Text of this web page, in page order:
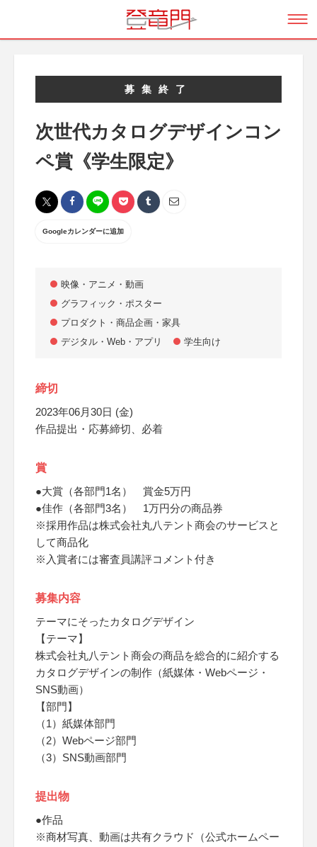
募集終了
次世代カタログデザインコン
ペ賞《学生限定》
Googleカレンダーに追加
映像・アニメ・動画
グラフィック・ポスター
プロダクト・商品企画・家具
デジタル・Web・アプリ
学生向け
締切
2023年06月30日 (金)
作品提出・応募締切、必着
賞
●大賞（各部門1名） 賞金5万円
●佳作（各部門3名） 1万円分の商品券
※採用作品は株式会社丸八テント商会のサービスと
して商品化
※入賞者には審査員講評コメント付き
募集内容
テーマにそったカタログデザイン
【テーマ】
株式会社丸八テント商会の商品を総合的に紹介する
カタログデザインの制作（紙媒体・Webページ・
SNS動画）
【部門】
（1）紙媒体部門
（2）Webページ部門
（3）SNS動画部門
提出物
●作品
※商材写真、動画は共有クラウド（公式ホームペー